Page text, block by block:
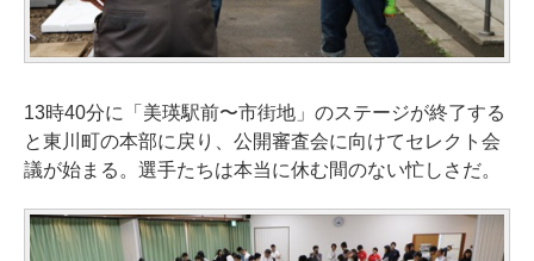
13時40分に「美瑛駅前〜市街地」のステージが終了する
と東川町の本部に戻り、公開審査会に向けてセレクト会
議が始まる。選手たちは本当に休む間のない忙しさだ。